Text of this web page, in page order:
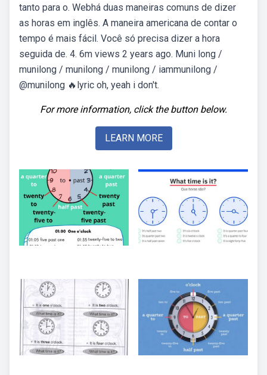
tanto para o. Webhá duas maneiras comuns de dizer
as horas em inglês. A maneira americana de contar o
tempo é mais fácil. Você só precisa dizer a hora
seguida de. 4. 6m views 2 years ago. Muni long /
munilong / munilong / munilong / iammunilong /
@munilong 🔥lyric oh, yeah i don't.
For more information, click the button below.
LEARN MORE